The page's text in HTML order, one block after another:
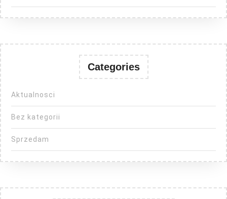
Categories
Aktualnosci
Bez kategorii
Sprzedam